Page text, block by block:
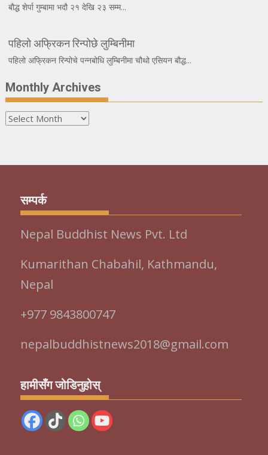
बौद्ध शेर्पा गुम्बामा भदौ २१ देखि २३ सम्म...
पहिलो अफ्रिकन रिन्पोछे लुम्बिनीमा
पहिलो अफ्रिकन रिन्पोचे पन्नबोधि लुम्बिनीमा चौथो एसियन बौद्ध...
Monthly Archives
Monthly
सम्पर्क
Nepal Buddhist News Pvt. Ltd
Kumarithan Chabahil, Kathmandu,
Nepal
+977 9843800747
nepalbuddhistnews2018@gmail.com
हामीसँग जोडिनुहोस्